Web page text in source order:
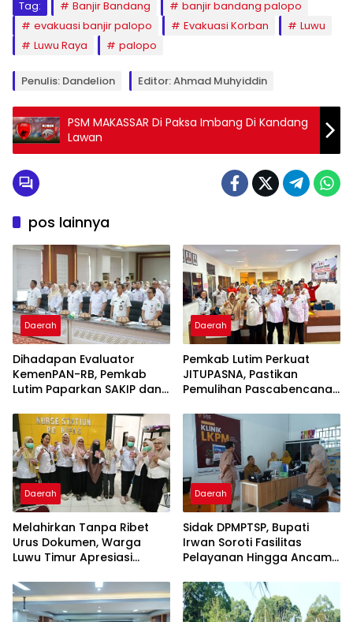
Tag: Banjir Bandang
banjir bandang palopo
evakuasi banjir palopo
Evakuasi Korban
Luwu
Luwu Raya
palopo
Penulis: Dandelion Editor: Ahmad Muhyiddin
PSM MAKASSAR Di Paksa Imbang Di Kandang
Lawan
pos lainnya
Daerah
Dihadapan Evaluator
KemenPAN-RB, Pemkab
Lutim Paparkan SAKIP dan
Daerah
Pemkab Lutim Perkuat
JITUPASNA, Pastikan
Pemulihan Pascabencana
Daerah
Melahirkan Tanpa Ribet
Urus Dokumen, Warga
Luwu Timur Apresiasi
Daerah
Sidak DPMPTSP, Bupati
Irwan Soroti Fasilitas
Pelayanan Hingga Ancam